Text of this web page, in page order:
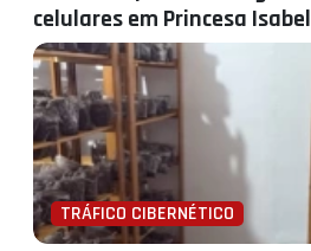
celulares em Princesa Isabel
TRÁFICO CIBERNÉTICO